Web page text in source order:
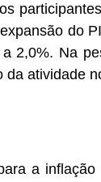
do
2,0%. Na
da atividade
a